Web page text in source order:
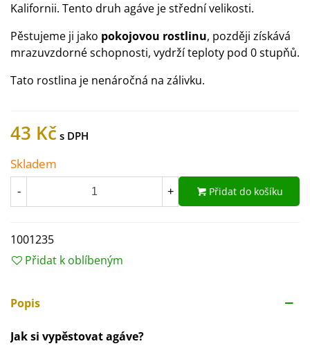
Kalifornii. Tento druh agáve je střední velikosti.
Pěstujeme ji jako pokojovou rostlinu, později získává
mrazuvzdorné schopnosti, vydrží teploty pod 0 stupňů.
Tato rostlina je nenáročná na zálivku.
43 Kč
Skladem
- + Přidat do košíku
1001235
Přidat k oblíbeným
Popis
Jak si vypěstovat agáve?